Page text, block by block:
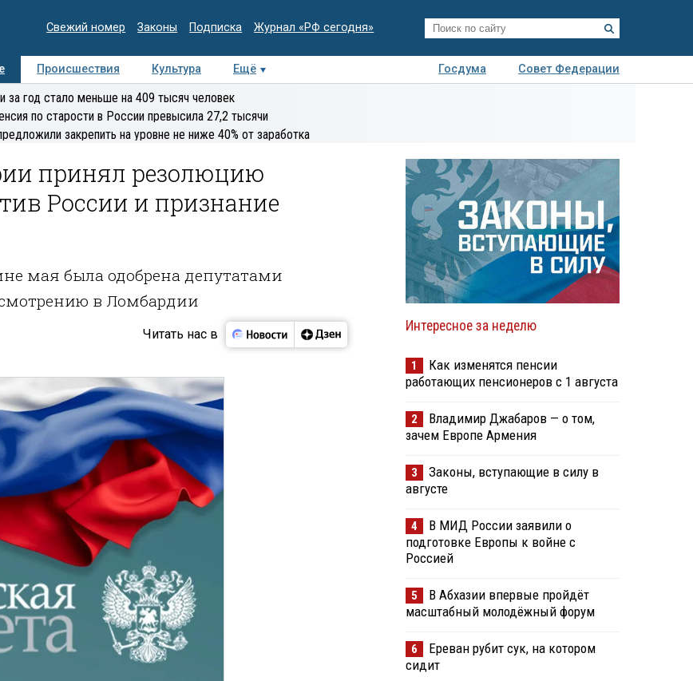
Свежий номер Законы Подписка Журнал «РФ сегодня»
Происшествия Культура Ещё Госдума
Совет Федерации
Медиацентр Интервью Колумнисты
за год стало меньше на 409 тысяч человек
по старости в России превысила 27,2 тысячи
закрепить на уровне не ниже 40% от заработка
принял резолюцию
России и признание
мая была одобрена депутатами
в Ломбардии
Читать нас в
Интересное за неделю
1
Как изменятся пенсии
работающих пенсионеров с 1 августа
2
Владимир Джабаров — о том,
зачем Европе Армения
3
Законы, вступающие в силу в
августе
4
В МИД России заявили о
подготовке Европы к войне с
Россией
5
В Абхазии впервые пройдёт
масштабный молодёжный форум
6
Ереван рубит сук, на котором
сидит